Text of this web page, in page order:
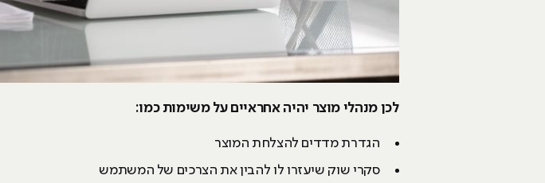
לכן מנהלי מוצר יהיה אחראיים על משימות כמו:
הגדרת מדדים להצלחת המוצר
סקרי שוק שיעזרו לו להבין את הצרכים של המשתמש